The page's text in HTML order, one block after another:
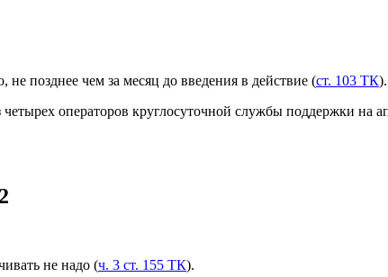
позднее чем за месяц до введения в действие (ст. 103 ТК).
операторов круглосуточной службы поддержки на
не надо (ч. 3 ст. 155 ТК).